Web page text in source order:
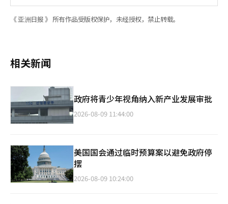
《 亚洲日报 》 所有作品受版权保护，未经授权，禁止转载。
相关新闻
政府将青少年视角纳入新产业发展审批
2026-08-09 11:44:00
美国国会通过临时预算案以避免政府停
摆
2026-08-09 10:24:00